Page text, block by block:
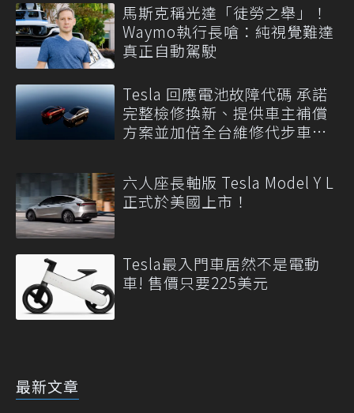
馬斯克稱光達「徒勞之舉」！
Waymo執行長嗆：純視覺難達
真正自動駕駛
Tesla 回應電池故障代碼 承諾
完整檢修換新、提供車主補償
方案並加倍全台維修代步車數
六人座長軸版 Tesla Model Y L
正式於美國上市！
Tesla最入門車居然不是電動
車! 售價只要225美元
最新文章